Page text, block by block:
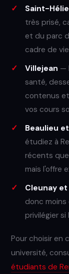
Saint-
très prisé,
et du parc
cadre de
Villejean —
santé,
contenus
vos cours
Beaulieu
étudiez à
récents
mais l'offre
Cleunay
donc moins
privilégier
Pour choisir en
université,
étudiants de